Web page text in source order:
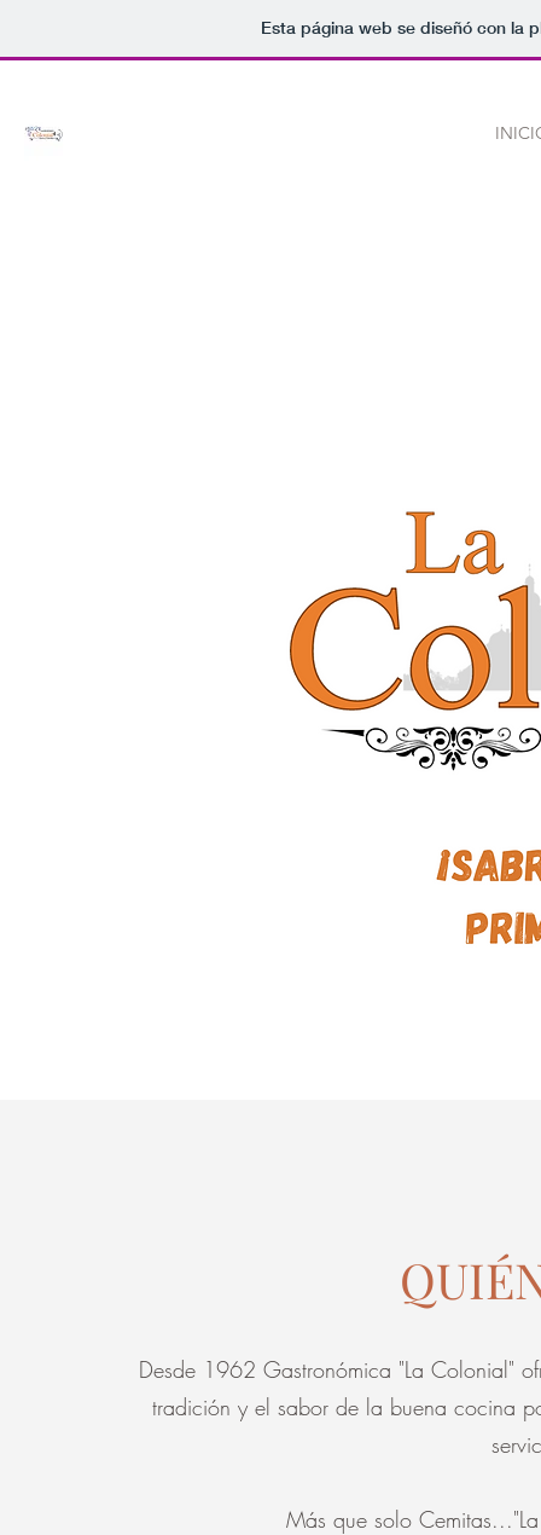
Esta página web se diseñó con la
Desde 1962 Gastronómica "La Colonial"
tradición y el sabor de la buena cocina
Más que solo